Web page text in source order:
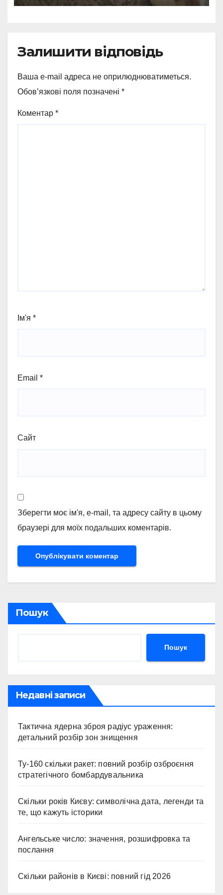
Залишити відповідь
Ваша e-mail адреса не оприлюднюватиметься.
Обов’язкові поля позначені *
Коментар *
Ім'я *
Email *
Сайт
Зберегти моє ім'я, e-mail, та адресу сайту в цьому
браузері для моїх подальших коментарів.
Пошук
Пошук
Недавні записи
Тактична ядерна зброя радіус ураження:
детальний розбір зон знищення
Ту-160 скільки ракет: повний розбір озброєння
стратегічного бомбардувальника
Скільки років Києву: символічна дата, легенди та
те, що кажуть історики
Ангельське число: значення, розшифровка та
послання
Скільки районів в Києві: повний гід 2026